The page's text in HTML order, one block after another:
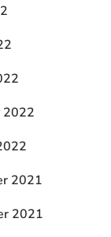
2022
2021
2021